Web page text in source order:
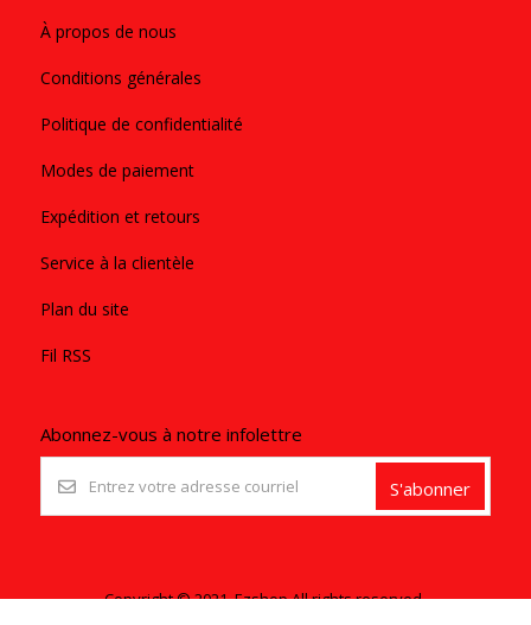
À propos de nous
Conditions générales
Politique de confidentialité
Modes de paiement
Expédition et retours
Service à la clientèle
Plan du site
Fil RSS
Abonnez-vous à notre infolettre
S'abonner
Copyright © 2021. Ezshop All rights reserved.